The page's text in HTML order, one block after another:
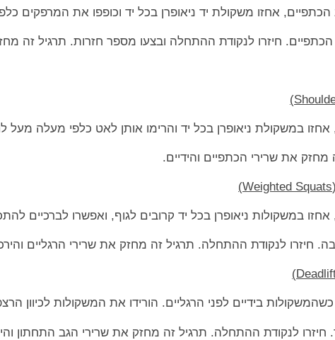
אחזו משקולת יד ניאופרן בכל יד וכופפו את המרפקים
חיזרו לנקודת ההתחלה ובצעו מספר חזרות. תרגיל זה
במשקולת ניאופרן בכל יד והרימו אותן לאט כלפי מעלה מעל
את שרירי הכתפיים והידיים.
במשקולות ניאופרן בכל יד קרובים לגוף, ואפשרו לברכיים
חיזרו לנקודת ההתחלה. תרגיל זה מחזק את שרירי הרגליים
בידיים לפני הרגליים. הורידו את המשקולות לכיוון
חיזרו לנקודת ההתחלה. תרגיל זה מחזק את שרירי הגב התחתון